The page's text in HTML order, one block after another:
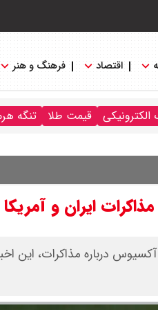
اقتصاد فرهنگ و هنر
الکترونیکی قیمت طلا تنگه
ایران و آمریکا
درباره مذاکرات، این